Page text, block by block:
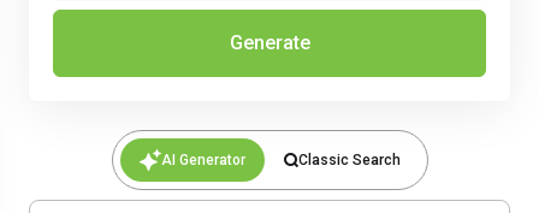
Generate
AI Generator Classic Search